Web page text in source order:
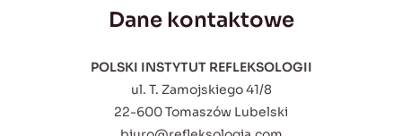
Dane kontaktowe
POLSKI INSTYTUT REFLEKSOLOGII
ul. T. Zamojskiego 41/8
22-600 Tomaszów Lubelski